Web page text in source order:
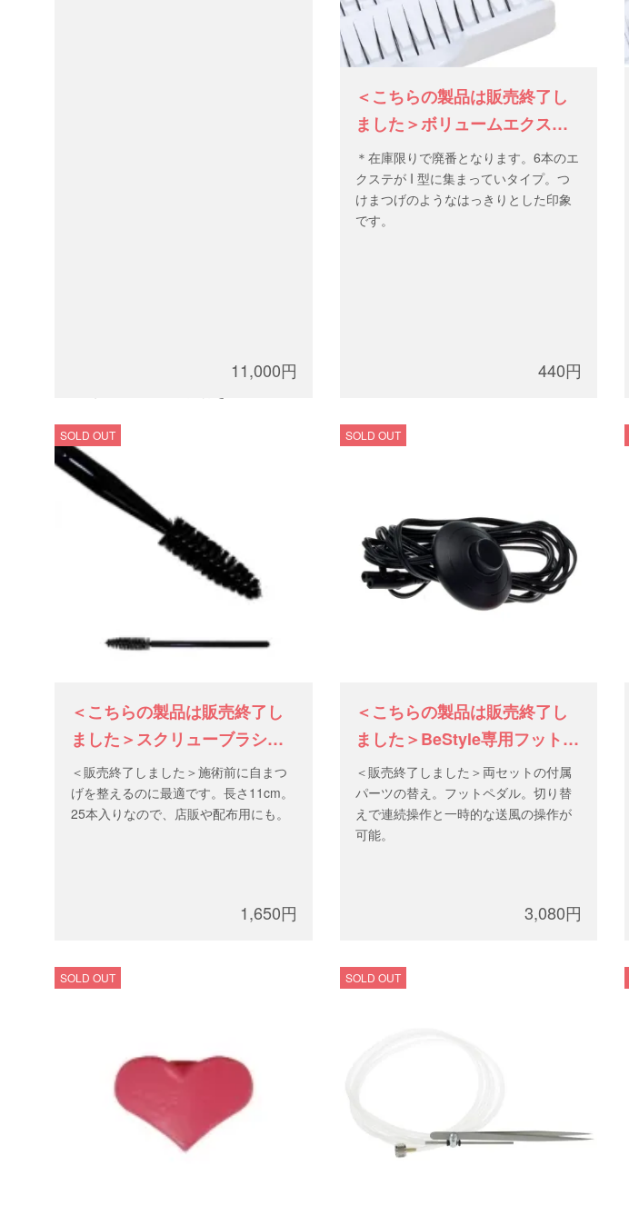
乾性に非常に優れた超速乾αにカーボ
11,000円
＜こちらの製品は販売終了し
ました＞ボリュームエクス
テ シングル
＊在庫限りで廃番となります。6本のエ
クステが I 型に集まっていタイプ。つ
けまつげのようなはっきりとした印象
です。
440円
＜こちらの製品は販売終了し
ました＞スクリューブラシ
短 25本セット
＜販売終了しました＞施術前に自まつ
げを整えるのに最適です。長さ11cm。
25本入りなので、店販や配布用にも。
1,650円
SOLD OUT
＜こちらの製品は販売終了し
ました＞BeStyle専用フットス
イッチ
＜販売終了しました＞両セットの付属
パーツの替え。フットペダル。切り替
えで連続操作と一時的な送風の操作が
可能。
3,080円
SOLD OUT
SOLD OUT SOLD OUT